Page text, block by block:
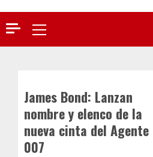
Menú
principal
James Bond: Lanzan
nombre y elenco de la
nueva cinta del Agente
007